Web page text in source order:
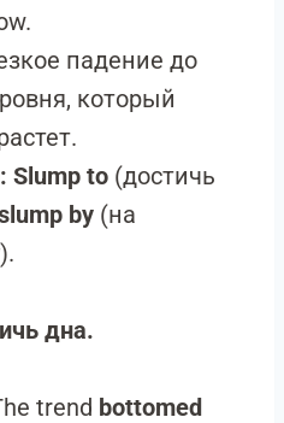
падение до
который
Slump to (достичь
by (на
дна.
trend bottomed